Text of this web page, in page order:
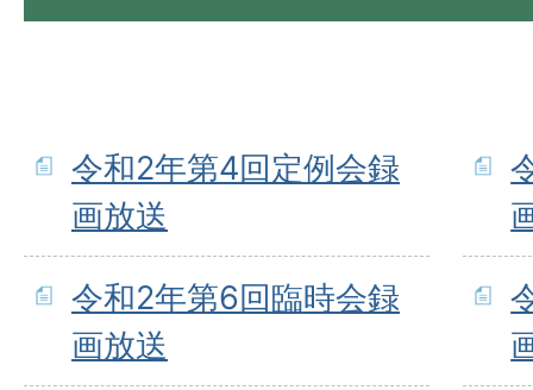
令和2年第4回定例会録
画放送
令和2年第6回臨時会録
画放送